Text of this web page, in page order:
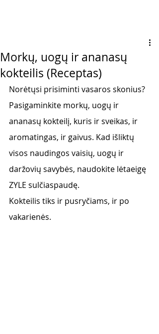
Morkų, uogų ir ananasų
kokteilis (Receptas)
Norėtųsi prisiminti vasaros skonius?
Pasigaminkite morkų, uogų ir
ananasų kokteilį, kuris ir sveikas, ir
aromatingas, ir gaivus. Kad išliktų
visos naudingos vaisių, uogų ir
daržovių savybės, naudokite lėtaeigę
ZYLE sulčiaspaudę.
Kokteilis tiks ir pusryčiams, ir po
vakarienės.